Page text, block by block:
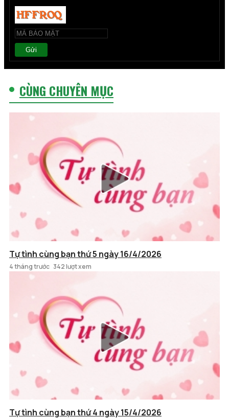
Gửi
CÙNG CHUYÊN MỤC
Tự tình cùng bạn thứ 5 ngày 16/4/2026
4 tháng trước 342 lượt xem
Tự tình cùng bạn thứ 4 ngày 15/4/2026